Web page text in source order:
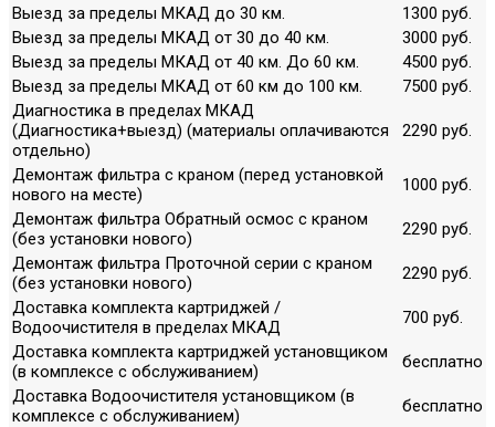
Выезд за пределы МКАД до 30 км.
1300 руб.
Выезд за пределы МКАД от 30 до 40 км.
3000 руб.
Выезд за пределы МКАД от 40 км. До 60 км.
4500 руб.
Выезд за пределы МКАД от 60 км до 100 км.
7500 руб.
Диагностика в пределах МКАД
(Диагностика+выезд) (материалы оплачиваются
отдельно)
2290 руб.
Демонтаж фильтра с краном (перед установкой
нового на месте)
1000 руб.
Демонтаж фильтра Обратный осмос с краном
(без установки нового)
2290 руб.
Демонтаж фильтра Проточной серии с краном
(без установки нового)
2290 руб.
Доставка комплекта картриджей /
Водоочистителя в пределах МКАД
700 руб.
Доставка комплекта картриджей установщиком
(в комплексе с обслуживанием)
бесплатно
Доставка Водоочистителя установщиком (в
комплексе с обслуживанием)
бесплатно